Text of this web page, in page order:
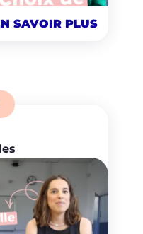
SAVOIR PLUS